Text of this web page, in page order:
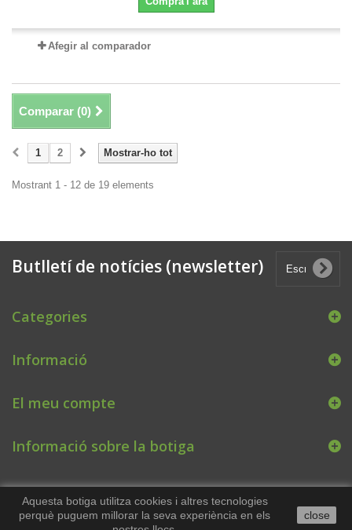
Afegir al comparador
Comparar (0)
Mostrar-ho tot
1 2
Mostrant 1 - 12 de 19 elements
Butlletí de notícies (newsletter)
Categories
Informació
El meu compte
Informació sobre la botiga
Aquesta botiga utilitza cookies i altres tecnologies
perquè puguem millorar la seva experiència en els
close